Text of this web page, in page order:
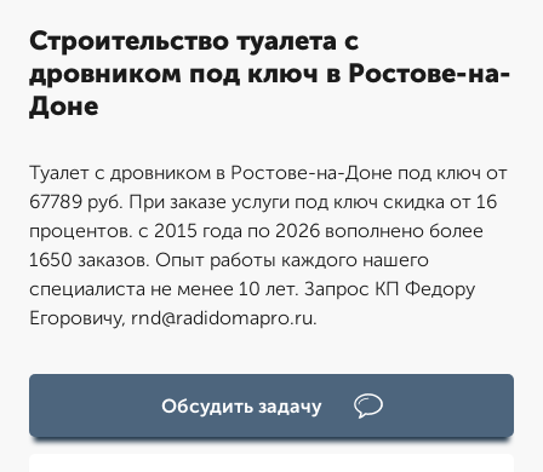
Строительство туалета с
дровником под ключ в Ростове-на-
Доне
Туалет с дровником в Ростове-на-Доне под ключ от
67789 руб. При заказе услуги под ключ скидка от 16
процентов. с 2015 года по 2026 вополнено более
1650 заказов. Опыт работы каждого нашего
специалиста не менее 10 лет. Запрос КП Федору
Егоровичу, rnd@radidomapro.ru.
Обсудить задачу